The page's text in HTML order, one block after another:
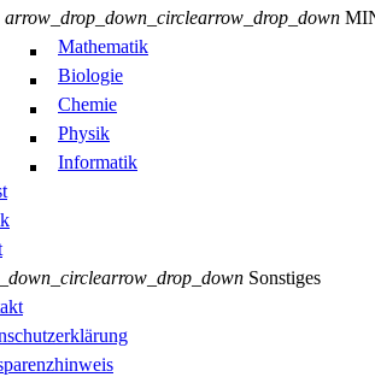
arrow_drop_down_circlearrow_drop_down
Mathematik
Biologie
Chemie
Physik
Informatik
arrow_drop_down Sonstiges